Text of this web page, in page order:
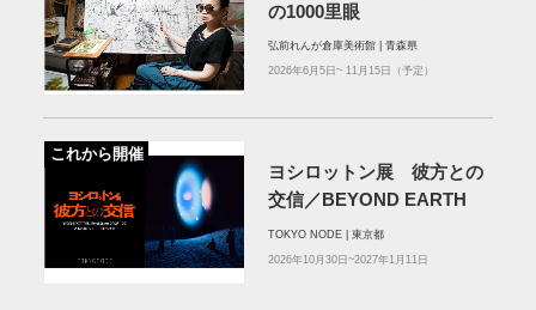
の1000⾥眼
弘前れんが倉庫美術館 | 青森県
2026年6⽉5⽇~ 11⽉15⽇（予定）
これから開催
ヨシロットン展 彼方との
交信／BEYOND EARTH
TOKYO NODE | 東京都
2026年10月30日~2027年1月11日